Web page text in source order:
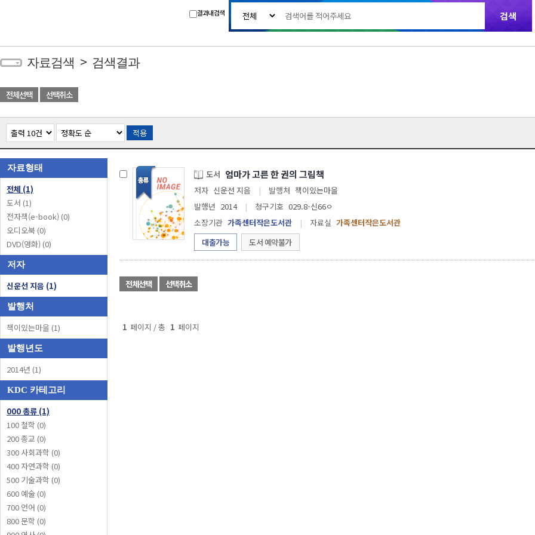
결과내 검색
자료검색 > 검색결과
전체선택 선택취소
적용
자료형태
전체 (1)
도서 (1)
전자책(e-book) (0)
오디오북 (0)
DVD(영화) (0)
저자
신운선 지음 (1)
발행처
책이있는마을 (1)
발행년도
2014년 (1)
KDC 카테고리
000 총류 (1)
100 철학 (0)
200 종교 (0)
300 사회과학 (0)
400 자연과학 (0)
500 기술과학 (0)
600 예술 (0)
700 언어 (0)
800 문학 (0)
도서 엄마가 고른 한 권의 그림책
저자 신운선 지음 | 발행처 책이있는마을
발행년 2014 | 청구기호 029.8-신66ㅇ
소장기관 가족센터작은도서관 | 자료실 가족센터작은도서관
대출가능
도서 예약불가
전체선택 선택취소
1 페이지 / 총 1 페이지